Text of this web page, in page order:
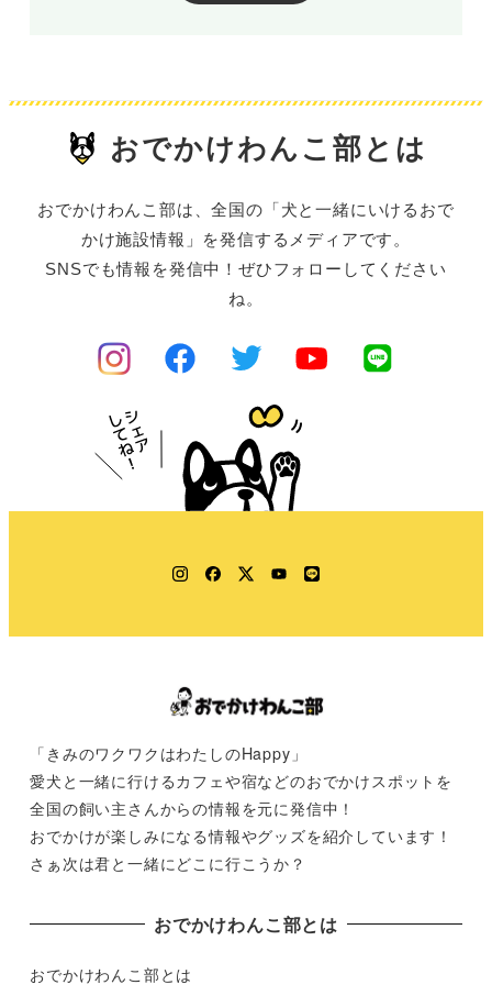
おでかけわんこ部とは
おでかけわんこ部は、全国の「犬と一緒にいけるおで
かけ施設情報」を発信するメディアです。
SNSでも情報を発信中！ぜひフォローしてください
ね。
Instagram
Facebook
TwitterYouTube
LINE
「きみのワクワクはわたしのHappy」
愛犬と一緒に行けるカフェや宿などのおでかけスポットを
全国の飼い主さんからの情報を元に発信中！
おでかけが楽しみになる情報やグッズを紹介しています！
さぁ次は君と一緒にどこに行こうか？
おでかけわんこ部とは
おでかけわんこ部とは